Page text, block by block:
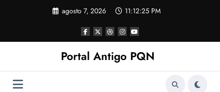
agosto 7, 2026 11:12:26 PM
Portal Antigo PQN